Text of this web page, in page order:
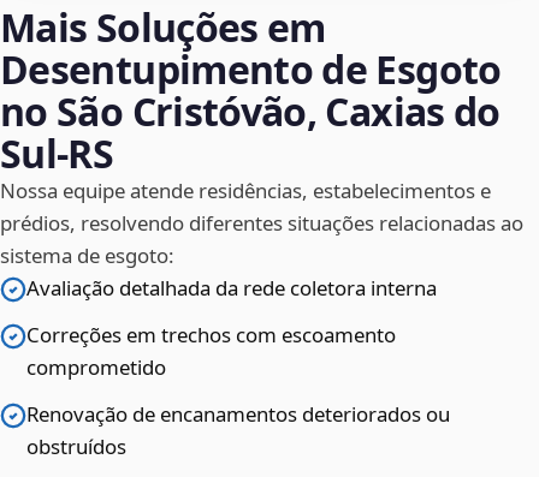
Mais Soluções em
Desentupimento de Esgoto
no São Cristóvão, Caxias do
Sul‑RS
Nossa equipe atende residências, estabelecimentos e
prédios, resolvendo diferentes situações relacionadas ao
sistema de esgoto:
Avaliação detalhada da rede coletora interna
Correções em trechos com escoamento
comprometido
Renovação de encanamentos deteriorados ou
obstruídos